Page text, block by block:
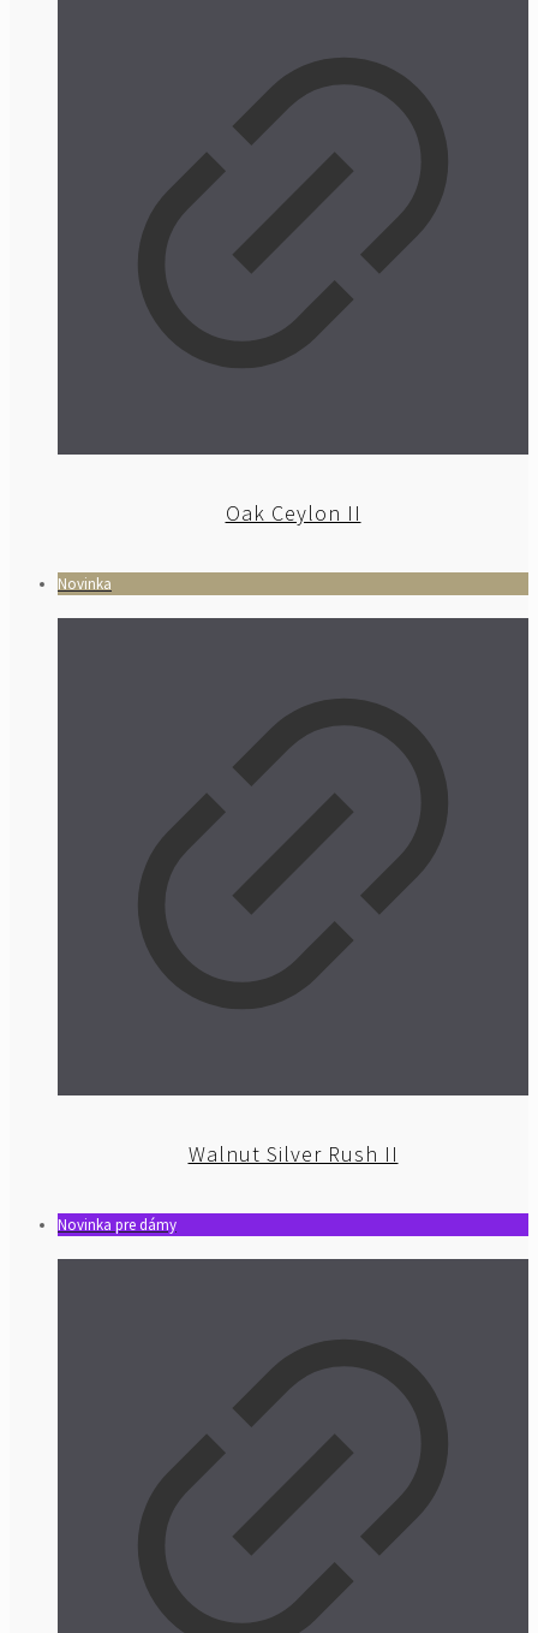
Oak Ceylon II
Novinka
Walnut Silver Rush II
Novinka pre dámy